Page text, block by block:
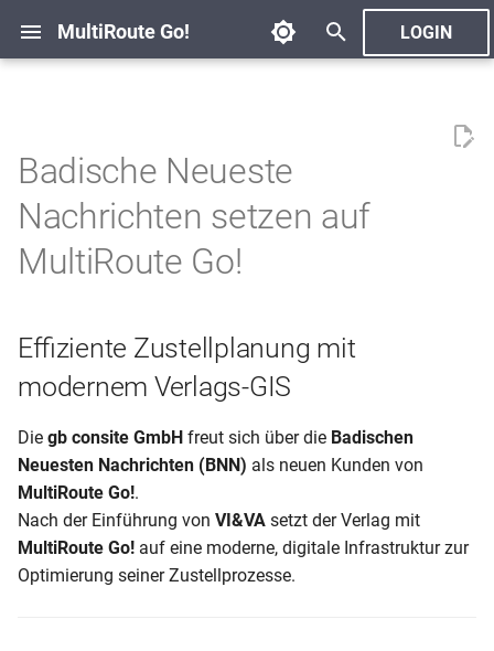
MultiRoute Go!
e
w
r
d
i
n
i
t
LOGIN
Grundlagen
1. Datenintegration
5. Gehfolgenberechnung
6. Optimierungen in der
Gehfolgenberechnung
Routen & Endpunkte
2025
2024
Badische Neueste
Nachrichten setzen auf
MultiRoute Go!
Effiziente Zustellplanung mit
modernem Verlags-GIS
Die gb consite GmbH freut sich über die Badischen
Neuesten Nachrichten (BNN) als neuen Kunden von
MultiRoute Go!.
Nach der Einführung von VI&VA setzt der Verlag mit
MultiRoute Go! auf eine moderne, digitale Infrastruktur zur
Optimierung seiner Zustellprozesse.